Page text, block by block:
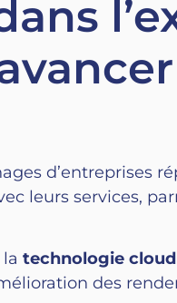
d’entreprises
leurs services,
technologie
des